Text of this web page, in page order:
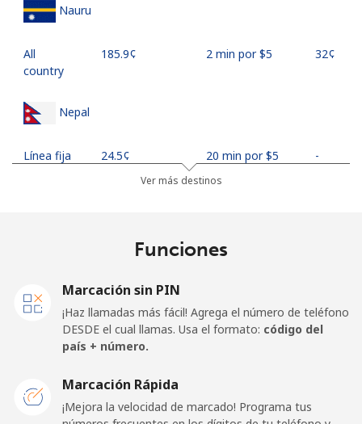
Nauru
All
country
⁦185.9¢⁩ 2 min por ⁦$5⁩ ⁦32¢⁩
Nepal
Línea fija ⁦24.5¢⁩ 20 min por ⁦$5⁩ -
⁦22.5¢⁩ 22 min por ⁦$5⁩ ⁦13¢⁩
Línea fija ⁦45.5¢⁩ 10 min por ⁦$5⁩
Ver más destinos
Funciones
Marcación sin PIN
¡Haz llamadas más fácil! Agrega el número de teléfono
DESDE el cual llamas. Usa el formato: código del
país + número.
Marcación Rápida
¡Mejora la velocidad de marcado! Programa tus